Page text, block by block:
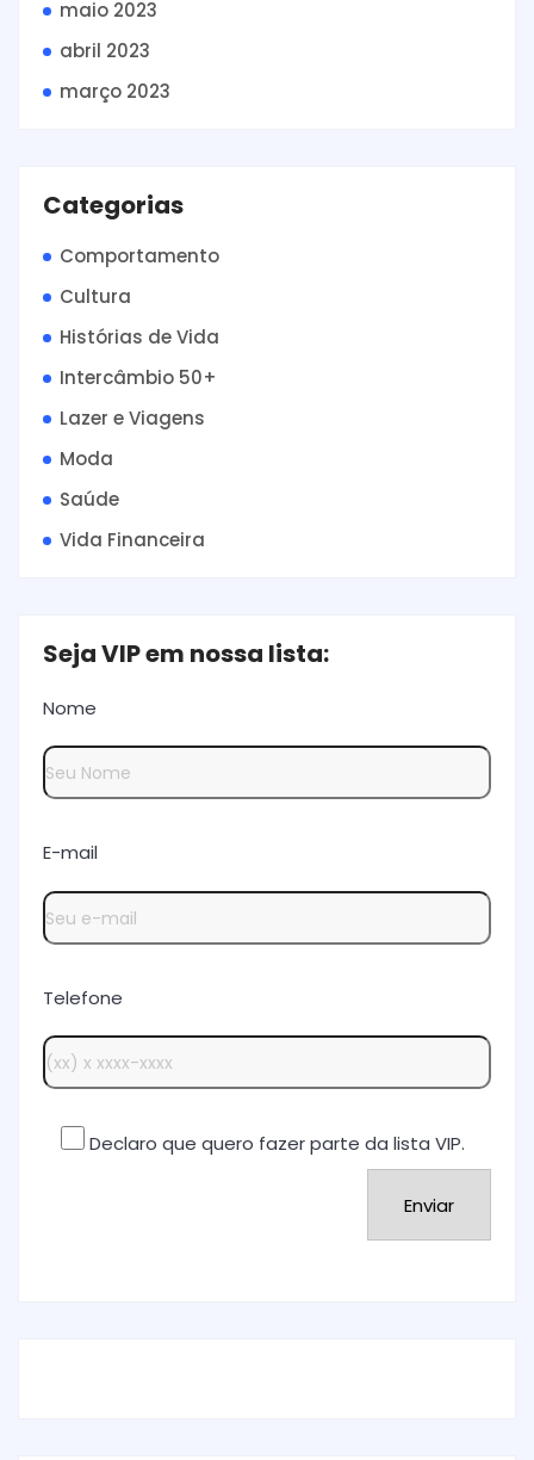
maio 2023
abril 2023
março 2023
Categorias
Comportamento
Cultura
Histórias de Vida
Intercâmbio 50+
Lazer e Viagens
Moda
Saúde
Vida Financeira
Seja VIP em nossa lista:
Nome
E-mail
Telefone
Declaro que quero fazer parte da lista VIP.